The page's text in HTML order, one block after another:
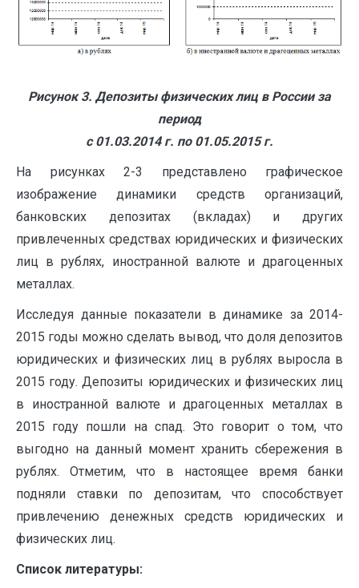
Рисунок 3. Депозиты физических лиц в России за
период
с 01.03.2014 г. по 01.05.2015 г.
На рисунках 2­­­-3 представлено графическое
изображение динамики средств организаций,
банковских депозитах (вкладах) и других
привлеченных средствах юридических и физических
лиц в рублях, иностранной валюте и драгоценных
металлах.
Исследуя данные показатели в динамике за 2014-
2015 годы можно сделать вывод, что доля депозитов
юридических и физических лиц в рублях выросла в
2015 году. Депозиты юридических и физических лиц
в иностранной валюте и драгоценных металлах в
2015 году пошли на спад. Это говорит о том, что
выгодно на данный момент хранить сбережения в
рублях. Отметим, что в настоящее время банки
подняли ставки по депозитам, что способствует
привлечению денежных средств юридических и
физических лиц.
Список литературы: